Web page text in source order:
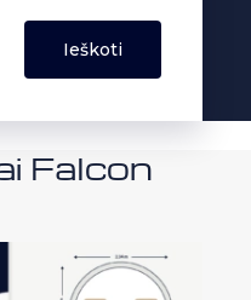
Falcon